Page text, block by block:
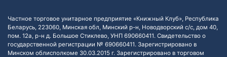
Частное торговое унитарное предприятие «Книжный Клуб», Республика
Беларусь, 223060, Минская обл, Минский р-н, Новодворский с/с, дом 40,
пом. 12а, р-н д. Большое Стиклево, УНП 690660411. Свидетельство о
государственной регистрации № 690660411. Зарегистрировано в
Минском облисполкоме 30.03.2015 г. Зарегистрировано в торговом